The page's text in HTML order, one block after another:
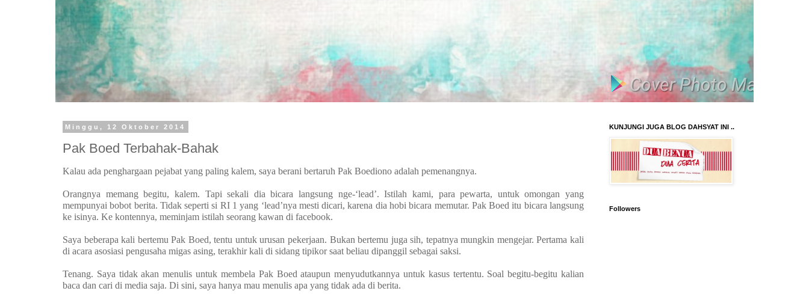
Minggu, 12 Oktober 2014
Pak Boed Terbahak-Bahak
Kalau ada penghargaan pejabat yang paling kalem, saya berani bertaruh Pak Boediono adalah pemenangnya.
Orangnya memang begitu, kalem. Tapi sekali dia bicara langsung nge-‘lead’. Istilah kami, para pewarta, untuk omongan yang
mempunyai bobot berita. Tidak seperti si RI 1 yang ‘lead’nya mesti dicari, karena dia hobi bicara memutar. Pak Boed itu bicara langsung
ke isinya. Ke kontennya, meminjam istilah seorang kawan di facebook.
Saya beberapa kali bertemu Pak Boed, tentu untuk urusan pekerjaan. Bukan bertemu juga sih, tepatnya mungkin mengejar. Pertama kali
di acara asosiasi pengusaha migas asing, terakhir kali di sidang tipikor saat beliau dipanggil sebagai saksi.
Tenang. Saya tidak akan menulis untuk membela Pak Boed ataupun menyudutkannya untuk kasus tertentu. Soal begitu-begitu kalian
baca dan cari di media saja. Di sini, saya hanya mau menulis apa yang tidak ada di berita.
KUNJUNGI JUGA BLOG DAHSYAT INI ..
Followers